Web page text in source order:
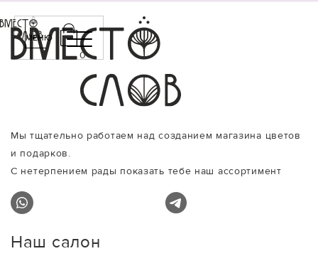
МЕНЮ
0
Мы тщательно работаем над созданием магазина цветов
и подарков.
С нетерпением рады показать тебе наш ассортимент
Наш салон